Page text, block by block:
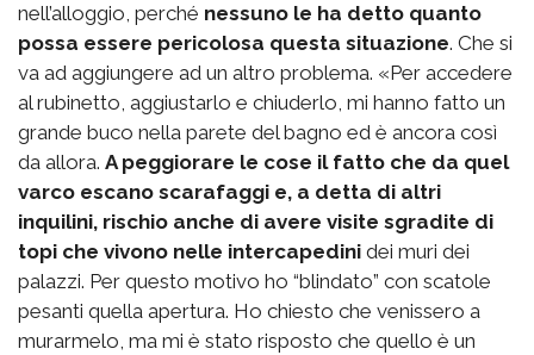
nell’alloggio, perché nessuno le ha detto quanto
possa essere pericolosa questa situazione. Che si
va ad aggiungere ad un altro problema. «Per accedere
al rubinetto, aggiustarlo e chiuderlo, mi hanno fatto un
grande buco nella parete del bagno ed è ancora così
da allora. A peggiorare le cose il fatto che da quel
varco escano scarafaggi e, a detta di altri
inquilini, rischio anche di avere visite sgradite di
topi che vivono nelle intercapedini dei muri dei
palazzi. Per questo motivo ho “blindato” con scatole
pesanti quella apertura. Ho chiesto che venissero a
murarmelo, ma mi è stato risposto che quello è un